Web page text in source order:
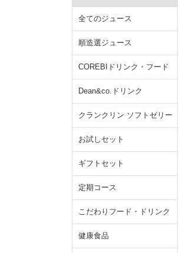
全てのジュース
順造選ジュース
COREBIドリンク・フード
Dean&co.ドリンク
クランクリン ソフトゼリー
お試しセット
ギフトセット
定期コース
こだわりフード・ドリンク
健康食品